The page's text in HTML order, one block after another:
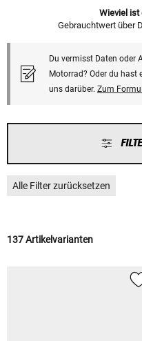
Wieviel ist
Gebrauchtwert über
Du vermisst Daten oder
Motorrad? Oder du hast
uns darüber. Zum
Alle Filter zurücksetzen
137 Artikelvarianten